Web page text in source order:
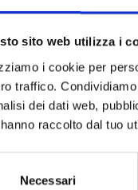
sito web utilizza i
i cookie per
traffico.
dei dati web,
raccolto dal tuo
Necessari
(47)
- Materials (6)
(35)